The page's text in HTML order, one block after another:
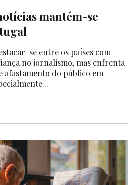
mantém-se
se entre os países com
no jornalismo, mas enfrenta
afastamento do público em